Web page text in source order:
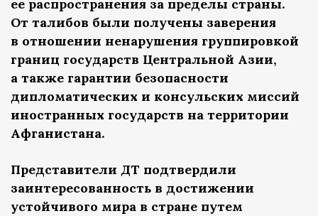
ее распространения за пределы страны.
От талибов были получены заверения
в отношении ненарушения группировкой
границ государств Центральной Азии,
а также гарантии безопасности
дипломатических и консульских миссий
иностранных государств на территории
Афганистана.
Представители ДТ подтвердили
заинтересованность в достижении
устойчивого мира в стране путем